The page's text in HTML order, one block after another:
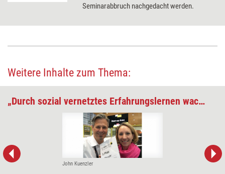
Seminarabbruch nachgedacht werden.
Weitere Inhalte zum Thema:
„Durch sozial vernetztes Erfahrungslernen wachsen“
John Kuenzler